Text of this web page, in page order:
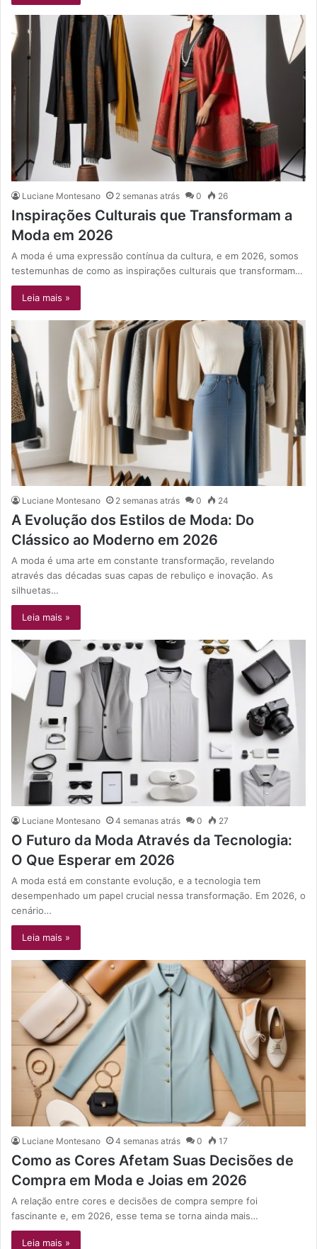
Luciane Montesano 2 semanas atrás 0 26
Inspirações Culturais que Transformam a
Moda em 2026
A moda é uma expressão contínua da cultura, e em 2026, somos
testemunhas de como as inspirações culturais que transformam…
Leia mais »
Luciane Montesano 2 semanas atrás 0 24
A Evolução dos Estilos de Moda: Do
Clássico ao Moderno em 2026
A moda é uma arte em constante transformação, revelando
através das décadas suas capas de rebuliço e inovação. As
silhuetas…
Leia mais »
Luciane Montesano 4 semanas atrás 0 27
O Futuro da Moda Através da Tecnologia:
O Que Esperar em 2026
A moda está em constante evolução, e a tecnologia tem
desempenhado um papel crucial nessa transformação. Em 2026, o
cenário…
Leia mais »
Luciane Montesano 4 semanas atrás 0 17
Como as Cores Afetam Suas Decisões de
Compra em Moda e Joias em 2026
A relação entre cores e decisões de compra sempre foi
fascinante e, em 2026, esse tema se torna ainda mais…
Leia mais »